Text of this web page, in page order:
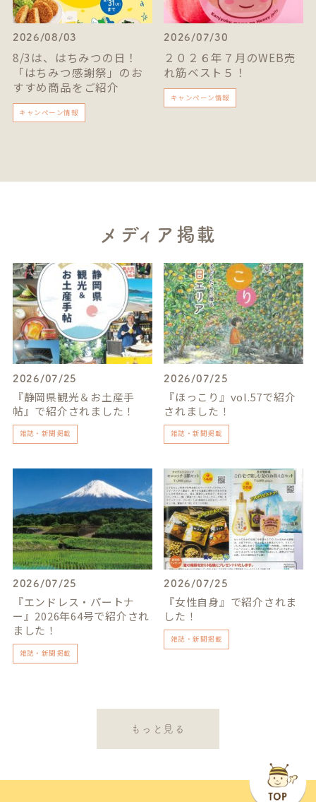
2026/08/03
8/3は、はちみつの日！
「はちみつ感謝祭」のお
すすめ商品をご紹介
キャンペーン情報
2026/07/30
２０２６年７月のWEB売
れ筋ベスト５！
キャンペーン情報
メディア掲載
2026/07/25
『静岡県観光＆お土産手
帖』で紹介されました！
雑誌・新聞掲載
2026/07/25
『ほっこり』vol.57で紹介
されました！
雑誌・新聞掲載
2026/07/25
『エンドレス・パートナ
ー』2026年64号で紹介され
ました！
雑誌・新聞掲載
2026/07/25
『女性自身』で紹介されま
した！
雑誌・新聞掲載
もっと見る